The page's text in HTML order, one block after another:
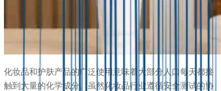
化妆品和护肤产品的广泛使用意味着大部分人口每天都接
触到大量的化学成分。虽然化妆品行业遵循安全测试的协